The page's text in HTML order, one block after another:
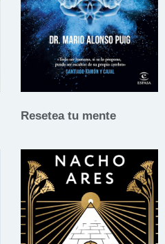
Resetea tu mente